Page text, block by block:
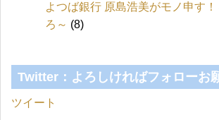
よつば銀行 原島浩美がモノ申す
ろ～ (8)
Twitter：よろしければフォローお
ツイート